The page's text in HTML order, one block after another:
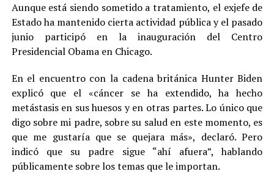
Aunque está siendo sometido a tratamiento, el exjefe de
Estado ha mantenido cierta actividad pública y el pasado
junio participó en la inauguración del Centro
Presidencial Obama en Chicago.
En el encuentro con la cadena británica Hunter Biden
explicó que el «cáncer se ha extendido, ha hecho
metástasis en sus huesos y en otras partes. Lo único que
digo sobre mi padre, sobre su salud en este momento, es
que me gustaría que se quejara más», declaró. Pero
indicó que su padre sigue “ahí afuera”, hablando
públicamente sobre los temas que le importan.